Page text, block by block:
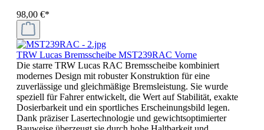
98,00 €*
TRW Lucas Bremsscheibe MST239RAC Vorne
Die starre TRW Lucas RAC Bremsscheibe kombiniert
modernes Design mit robuster Konstruktion für eine
zuverlässige und gleichmäßige Bremsleistung. Sie wurde
speziell für Fahrer entwickelt, die Wert auf Stabilität, exakte
Dosierbarkeit und ein sportliches Erscheinungsbild legen.
Dank präziser Lasertechnologie und gewichtsoptimierter